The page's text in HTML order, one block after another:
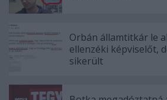
Orbán államtitkár le
ellenzéki képviselőt,
sikerült